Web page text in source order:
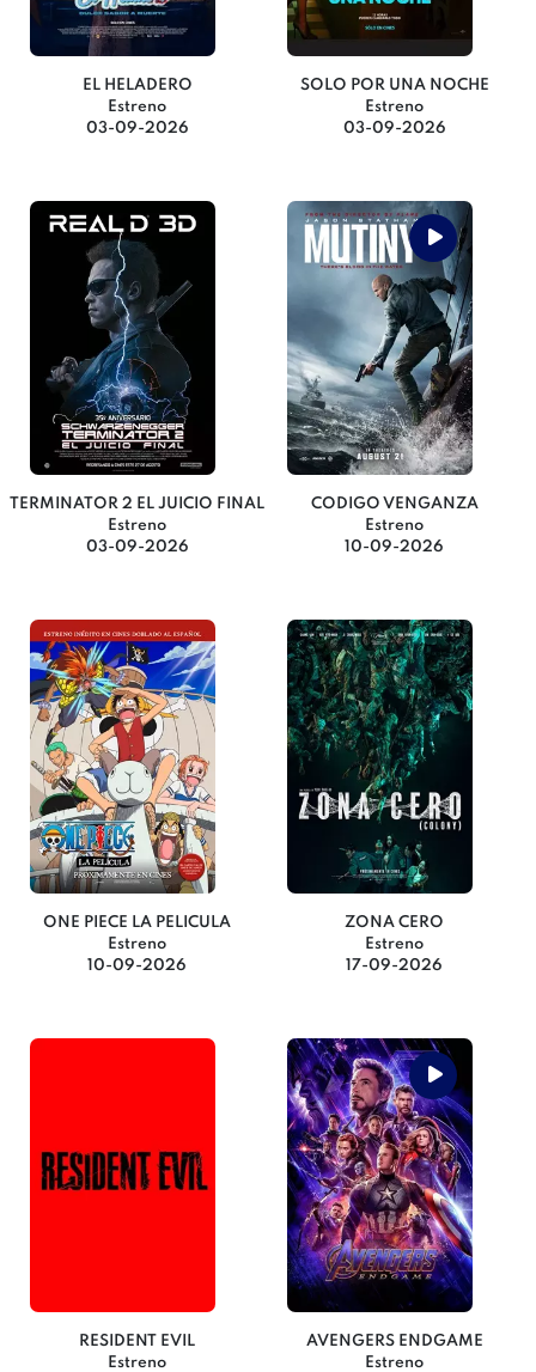
EL HELADERO
Estreno
03-09-2026
SOLO POR UNA NOCHE
Estreno
03-09-2026
TERMINATOR 2 EL JUICIO FINAL
Estreno
03-09-2026
CODIGO VENGANZA
Estreno
10-09-2026
ONE PIECE LA PELICULA
Estreno
10-09-2026
ZONA CERO
Estreno
17-09-2026
RESIDENT EVIL
Estreno
AVENGERS ENDGAME
Estreno